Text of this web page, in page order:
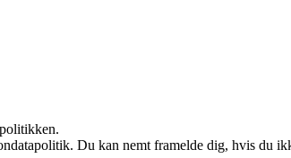
Du kan nemt framelde dig, hvis du